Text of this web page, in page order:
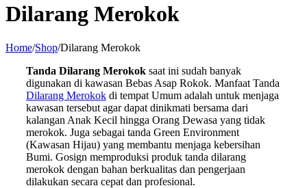
Dilarang Merokok
Home/Shop/Dilarang Merokok
Tanda Dilarang Merokok saat ini sudah banyak
digunakan di kawasan Bebas Asap Rokok. Manfaat Tanda
Dilarang Merokok di tempat Umum adalah untuk menjaga
kawasan tersebut agar dapat dinikmati bersama dari
kalangan Anak Kecil hingga Orang Dewasa yang tidak
merokok. Juga sebagai tanda Green Environment
(Kawasan Hijau) yang membantu menjaga kebersihan
Bumi. Gosign memproduksi produk tanda dilarang
merokok dengan bahan berkualitas dan pengerjaan
dilakukan secara cepat dan profesional.